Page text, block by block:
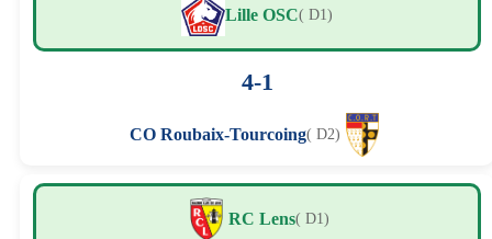
Lille OSC( D1)
4-1
CO Roubaix-Tourcoing( D2)
RC Lens( D1)